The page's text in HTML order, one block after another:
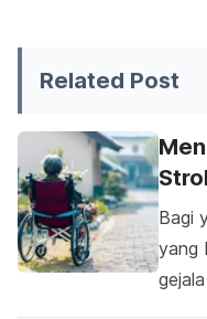
Related Post
Bagi
yang